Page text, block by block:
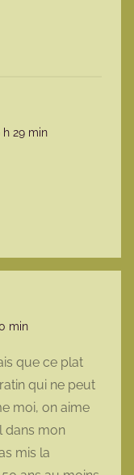
h 29 min
min
que ce plat
qui ne peut
moi, on aime
dans mon
mis la